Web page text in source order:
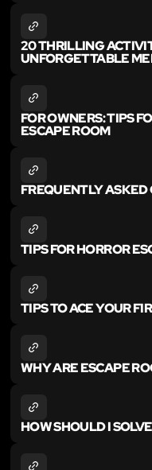
20 THRILLING
UNFORGETTABLE
FOR OWNERS: TIPS
ESCAPE ROOM
FREQUENTLY
TIPS FOR HORROR
TIPS TO ACE YOUR
WHY ARE ESCAPE
HOW SHOULD I